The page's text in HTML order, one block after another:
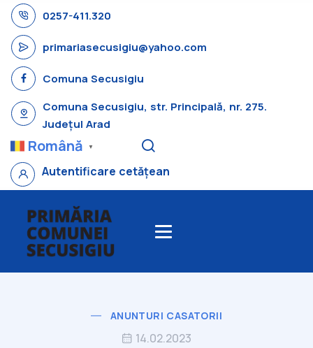
0257-411.320
primariasecusigiu@yahoo.com
Comuna Secusigiu
Comuna Secusigiu, str. Principală, nr. 275.
Județul Arad
Română ▼
Autentificare cetățean
ANUNTURI CASATORII
14.02.2023